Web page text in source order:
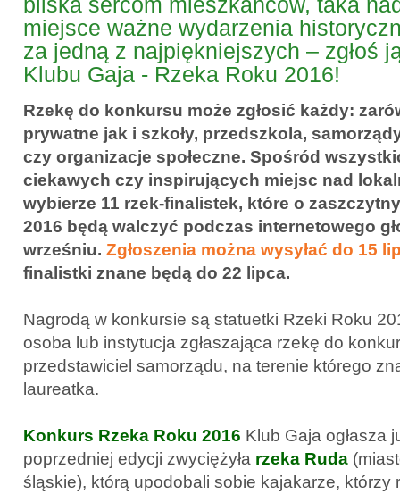
miejsce ważne wydarzenia
za jedną z najpiękniejszych – zgłoś
Klubu Gaja - Rzeka Roku 2016!
Rzekę do konkursu może zgłosić każdy:
prywatne jak i szkoły, przedszkola,
czy organizacje społeczne. Spośród
ciekawych czy inspirujących miejsc nad
wybierze 11 rzek-finalistek, które o
2016 będą walczyć podczas internetowego
wrześniu. Zgłoszenia można wysyłać do 15
finalistki znane będą do 22 lipca.
Nagrodą w konkursie są statuetki Rzeki Roku
osoba lub instytucja zgłaszająca rzekę do
przedstawiciel samorządu, na terenie którego
laureatka.
Konkurs Rzeka Roku 2016 Klub Gaja ogłasza
poprzedniej edycji zwyciężyła rzeka Ruda
śląskie), którą upodobali sobie kajakarze, którzy